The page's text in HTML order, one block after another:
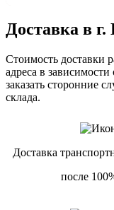
Доставка в
Стоимость доставки
адреса в
заказать сторонние
склада.
Доставка
после